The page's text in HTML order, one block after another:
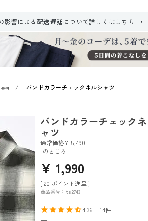
影響による配送遅延について詳しくはこちら
長袖 バンドカラーチェックネルシャツ
バンドカラーチェック
ャツ
通常価格¥ 5,490
のところ
¥ 1,990
[ 20 ポイント進呈 ]
商品番号 ts2743
4.36
14